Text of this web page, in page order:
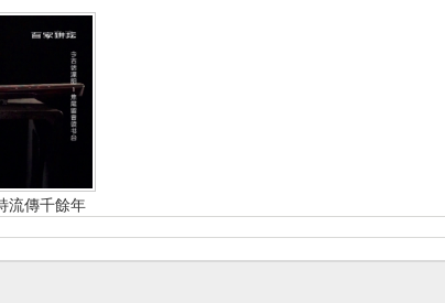
流傳千餘年